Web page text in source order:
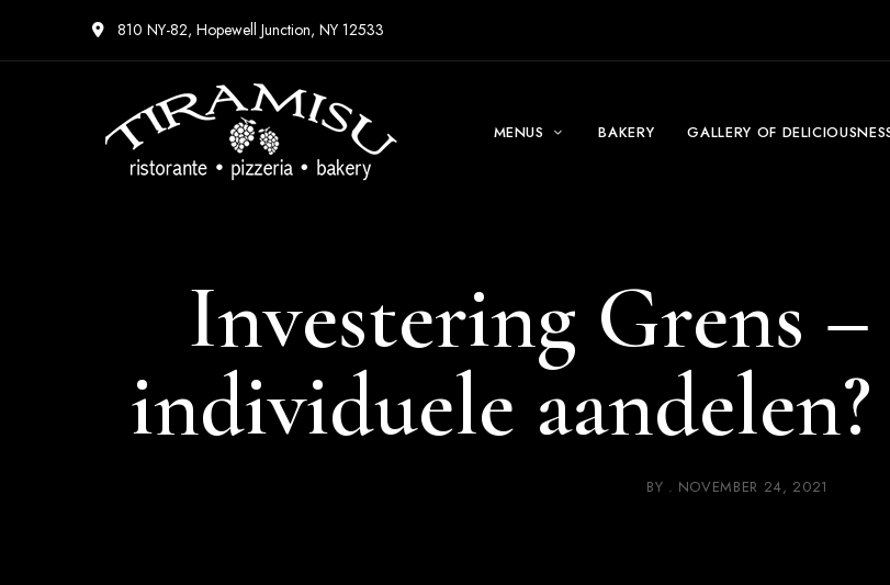
810 NY-82, Hopewell Junction, NY 12533
MENUS BAKERY GALLERY OF
Investering Grens
individuele
BY NOVEMBER 24, 2021